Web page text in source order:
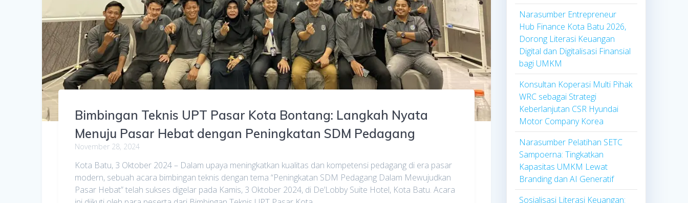
Bimbingan Teknis UPT Pasar Kota Bontang: Langkah Nyata
Menuju Pasar Hebat dengan Peningkatan SDM Pedagang
November 28, 2024
Kota Batu, 3 Oktober 2024 – Dalam upaya meningkatkan kualitas dan kompetensi pedagang di era pasar
modern, sebuah acara bimbingan teknis dengan tema “Peningkatan SDM Pedagang Dalam Mewujudkan
Pasar Hebat” telah sukses digelar pada Kamis, 3 Oktober 2024, di De’Lobby Suite Hotel, Kota Batu. Acara
Narasumber Entrepreneur
Hub Finance Kota Batu 2026,
Dorong Literasi Keuangan
Digital dan Digitalisasi Finansial
bagi UMKM
Konsultan Koperasi Multi Pihak
WRC sebagai Strategi
Keberlanjutan CSR Hyundai
Motor Company Korea
Narasumber Pelatihan SETC
Sampoerna: Tingkatkan
Kapasitas UMKM Lewat
Branding dan AI Generatif
Sosialisasi Literasi Keuangan: